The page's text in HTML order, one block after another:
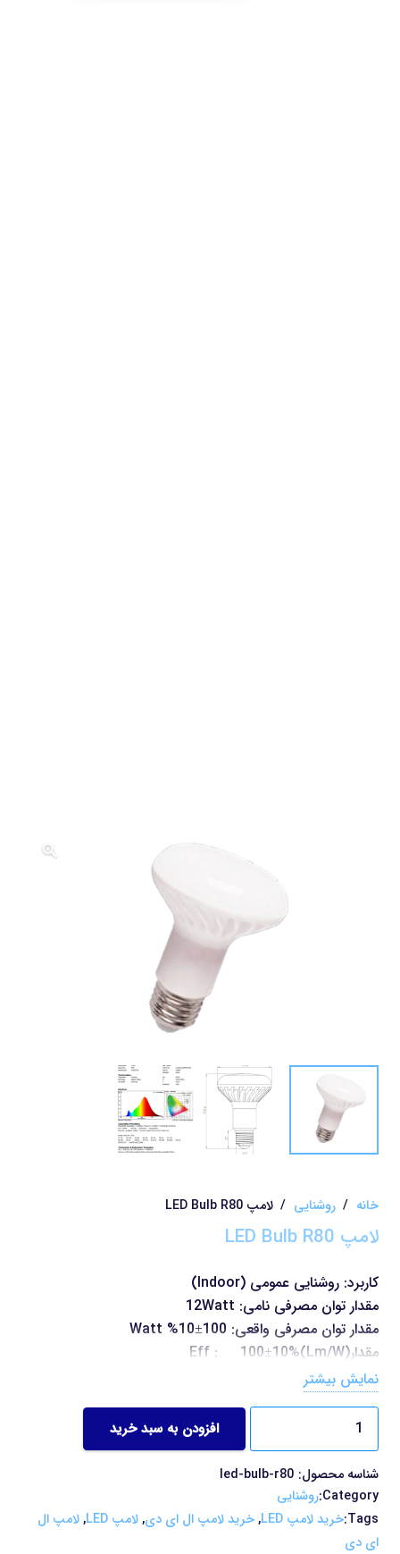
خانه / روشنایی / لامپ LED Bulb R80
لامپ LED Bulb R80
کاربرد: روشنایی عمومی (Indoor)
مقدار توان مصرفی نامی: 12Watt
مقدار توان مصرفی واقعی: 100±10% Watt
مقدارEff : 100±10%(Lm/W)
ولتاژ: 180-250 ولت
جریان: 65±5 میلی آمپر
سوکت: سرپیچ E27
طول عمر: 50000h
جنس بدنه: سرامیک
جنس کاور: پلی کربنات
وزن: 250gr
نمایش بیشتر
لامپ
LED
Bulb
عدد
افزودن به سبد خرید
شناسه محصول: led-bulb-r80
Category: روشنایی
Tags: خرید لامپ LED ,خرید لامپ ال ای دی,لامپ LED ,لامپ ال
ای دی